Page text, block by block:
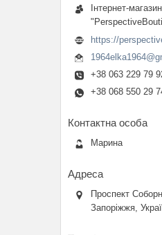
Інтернет-магазин
https://
+38 063 229 79
+38 068 550 29
Марина
Проспект
Запоріжжя,